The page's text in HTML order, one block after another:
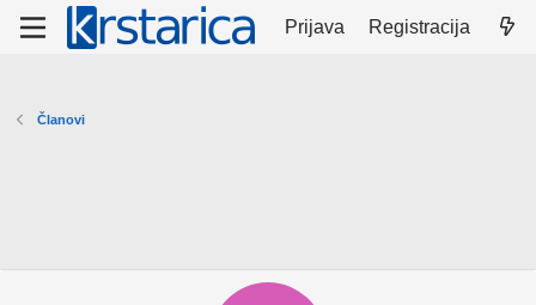
Prijava Registracija
Članovi